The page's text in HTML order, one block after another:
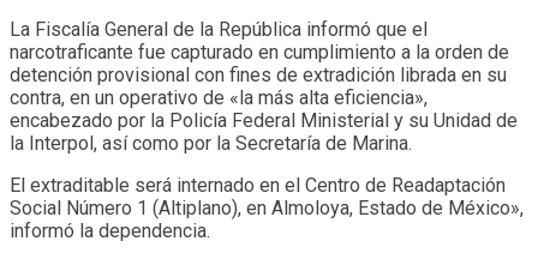
La Fiscalía General de la República informó que el
narcotraficante fue capturado en cumplimiento a la orden de
detención provisional con fines de extradición librada en su
contra, en un operativo de «la más alta eficiencia»,
encabezado por la Policía Federal Ministerial y su Unidad de
la Interpol, así como por la Secretaría de Marina.
El extraditable será internado en el Centro de Readaptación
Social Número 1 (Altiplano), en Almoloya, Estado de México»,
informó la dependencia.